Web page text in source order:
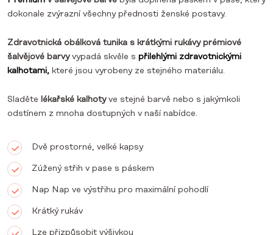
dokonale zvýrazní všechny přednosti ženské postavy.
Zdravotnická obálková tunika s krátkými rukávy prémiové
šalvějové barvyvypadá skvěle s přilehlými zdravotnickými
kalhotami, které jsou vyrobeny ze stejného materiálu.
Sladěte lékařské kalhotyve stejné barvě nebo s jakýmkoli
odstínem z mnoha dostupných v naší nabídce.
Dvě prostorné, velké kapsy
Zúžený střih v pase s páskem
Nap Nap ve výstřihu pro maximální pohodlí
Krátký rukáv
Lze přizpůsobit výšivkou